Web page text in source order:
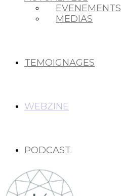
EVENEMENTS
MEDIAS
TEMOIGNAGES
WEBZINE
PODCAST